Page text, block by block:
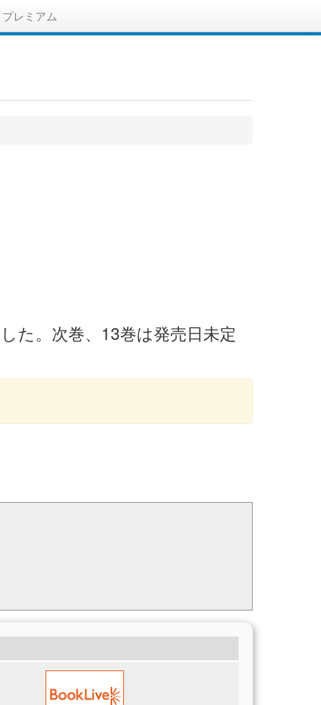
プレミアム
た。次巻、13巻は発売日未定